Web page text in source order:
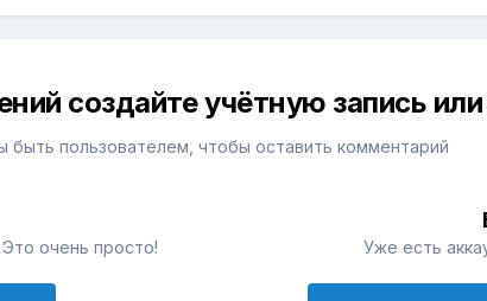
создайте учётную запись или
быть пользователем, чтобы оставить комментарий
очень просто! Уже есть